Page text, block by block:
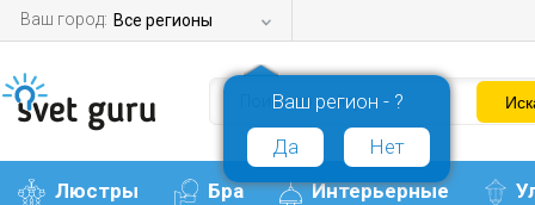
Ваш город: Все регионы
Ваш регион - ?
Да
Нет
Люстры
Бра Интерьерные